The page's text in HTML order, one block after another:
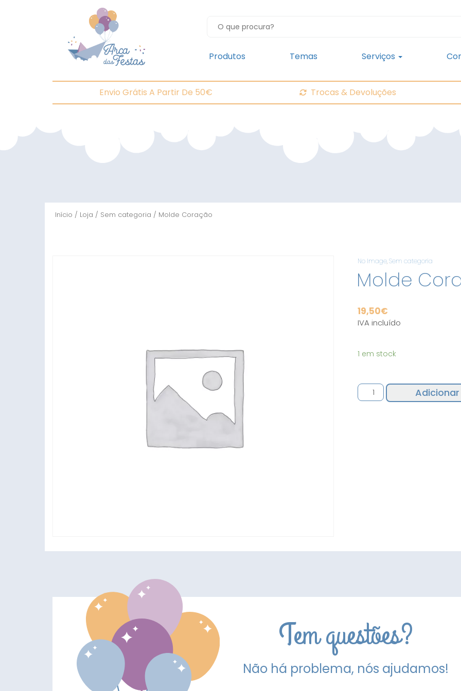
Produtos Temas Serviços
Envio Grátis A Partir De 50€ Trocas & Devoluções
Início / Loja / Sem categoria / Molde Coração
No Image,Sem categoria
Molde
19,50€
IVA incluído
1 em stock
Quantidade
de
Adicionar
Tem questões?
Não há problema, nós ajudamos!